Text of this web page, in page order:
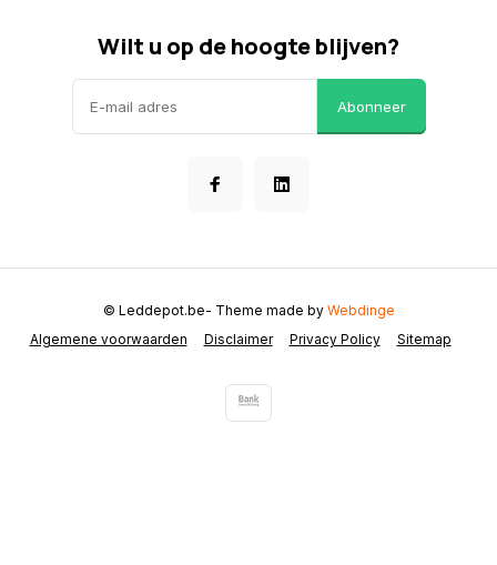
Wilt u op de hoogte blijven?
Abonneer
Algemene voorwaarden Disclaimer Privacy Policy Sitemap
© Leddepot.be- Theme made by Webdinge